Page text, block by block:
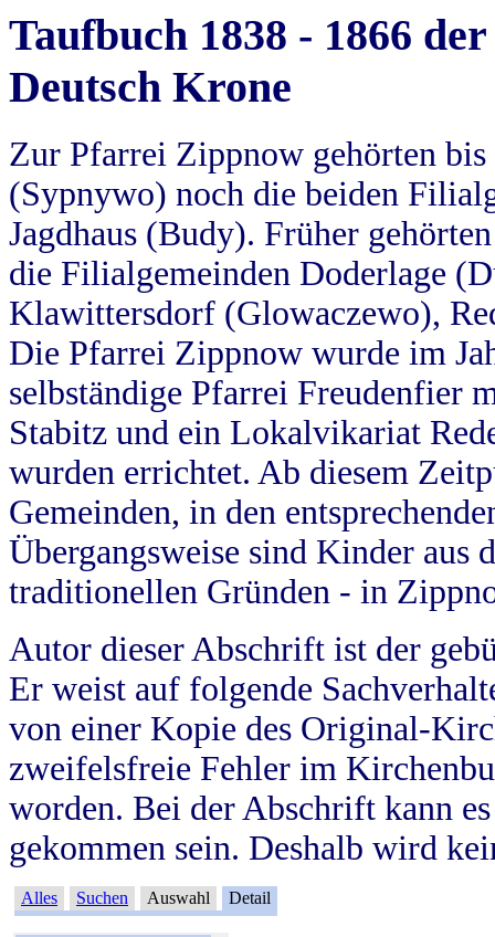
Taufbuch 1838 - 1866
Deutsch Krone
Zur Pfarrei Zippnow gehörten
(Sypnywo) noch die beiden
Jagdhaus (Budy). Früher
die Filialgemeinden Doderlage
Klawittersdorf (Glowaczewo),
Die Pfarrei Zippnow wurde im
selbständige Pfarrei Freudenfier
Stabitz und ein Lokalvikariat
wurden errichtet. Ab diesem
Gemeinden, in den
Übergangsweise sind Kinder aus
traditionellen Gründen - in
Autor dieser Abschrift ist der
Er weist auf folgende
von einer Kopie des Original-
zweifelsfreie Fehler im
worden. Bei der Abschrift kann
gekommen sein. Deshalb wird
Alles Suchen Auswahl Detail